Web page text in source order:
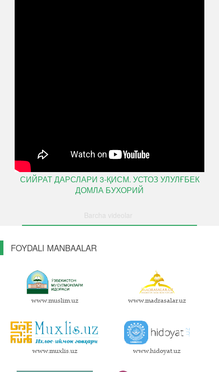
СИЙРАТ ДАРСЛАРИ 3-ҚИСМ. УСТОЗ УЛУЛҒБЕК
ДОМЛА БУХОРИЙ
Barcha videolar
FOYDALI MANBAALAR
www.muslim.uz www.madrasalar.uz
www.muxlis.uz www.hidoyat.uz